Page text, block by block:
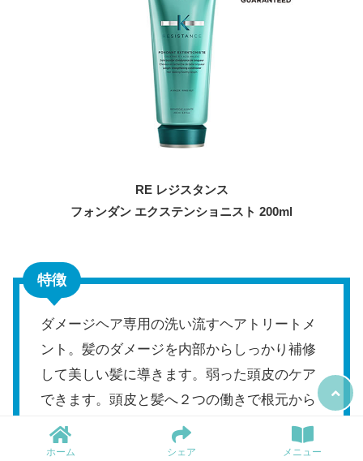
RE レジスタンス
フォンダン エクステンショニスト 200ml
特徴
ダメージヘア専用の洗い流すヘアトリートメ
ント。髪のダメージを内部からしっかり補修
して美しい髪に導きます。弱った頭皮のケア
できます。頭皮と髪へ２つの働きで根元から
毛先まで弾むような質感へ導く毎日のヘアト
リートメント
ホーム シェア メニュー